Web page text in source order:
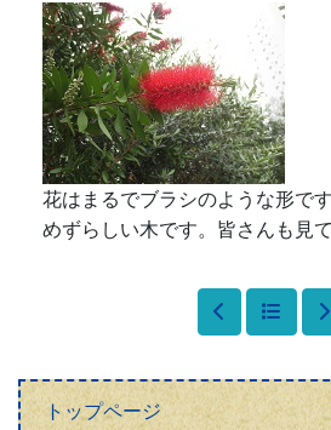
トップページ
花はまるでブラシのような形です
めずらしい木です。皆さんも見て